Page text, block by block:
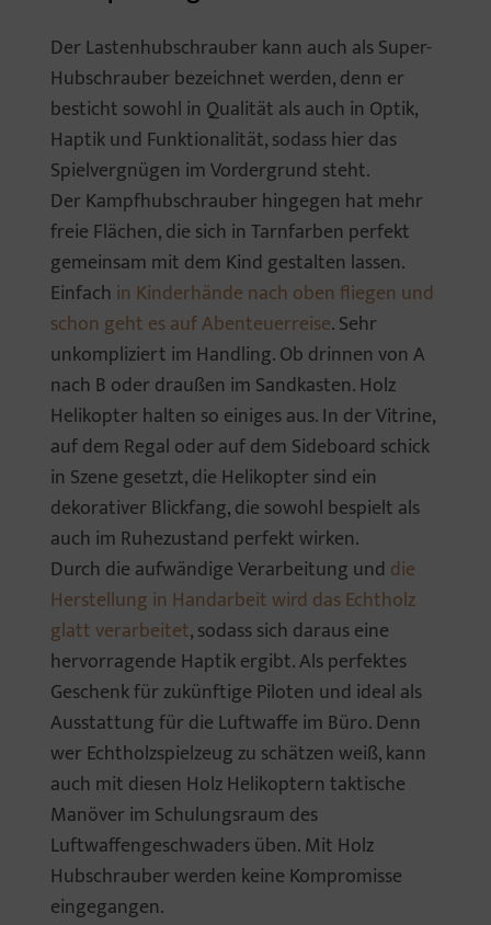
Der Lastenhubschrauber kann auch als Super-
Hubschrauber bezeichnet werden, denn er
besticht sowohl in Qualität als auch in Optik,
Haptik und Funktionalität, sodass hier das
Spielvergnügen im Vordergrund steht.
Der Kampfhubschrauber hingegen hat mehr
freie Flächen, die sich in Tarnfarben perfekt
gemeinsam mit dem Kind gestalten lassen.
Einfach in Kinderhände nach oben fliegen und
schon geht es auf Abenteuerreise. Sehr
unkompliziert im Handling. Ob drinnen von A
nach B oder draußen im Sandkasten. Holz
Helikopter halten so einiges aus. In der Vitrine,
auf dem Regal oder auf dem Sideboard schick
in Szene gesetzt, die Helikopter sind ein
dekorativer Blickfang, die sowohl bespielt als
auch im Ruhezustand perfekt wirken.
Durch die aufwändige Verarbeitung und die
Herstellung in Handarbeit wird das Echtholz
glatt verarbeitet, sodass sich daraus eine
hervorragende Haptik ergibt. Als perfektes
Geschenk für zukünftige Piloten und ideal als
Ausstattung für die Luftwaffe im Büro. Denn
wer Echtholzspielzeug zu schätzen weiß, kann
auch mit diesen Holz Helikoptern taktische
Manöver im Schulungsraum des
Luftwaffengeschwaders üben. Mit Holz
Hubschrauber werden keine Kompromisse
eingegangen.